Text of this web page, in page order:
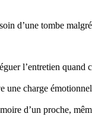
d’une tombe
l’entretien
une charge
d’un proche,